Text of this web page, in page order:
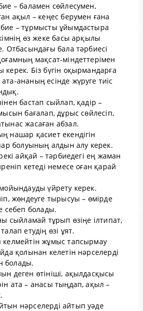
– баламен сөйлесумен,
ақыл – кеңес берумен ғана
– тұрмысты ұйымдастыра
өз жеке басы арқылы
Отбасындағы бала тәрбиесі
мақсат-міндеттерімен
керек. Біз бүгін оқырмандарға
ананың есінде жүруге тиіс
бастап сыйлап, қадір –
бағалап, дұрыс сөйлесіп,
жасаған абзал.
нашар қасиет екендігін
болуының алдын алу керек.
айқай – тәрбиедегі ең жаман
кетеді немесе оған қарай
үйрету керек.
жөндеуге тырысуы – өмірде
себеп болады.
сыйламай тұрып өзіңе ілтипат,
етудің өзі ұят.
жұмыс тапсырмау
қолынан келетін нәрселерді
болады.
деген өтініші, ақылдасқысы
ата – анасы тыңдап, ақыл –
нәрселерді айтып уәде